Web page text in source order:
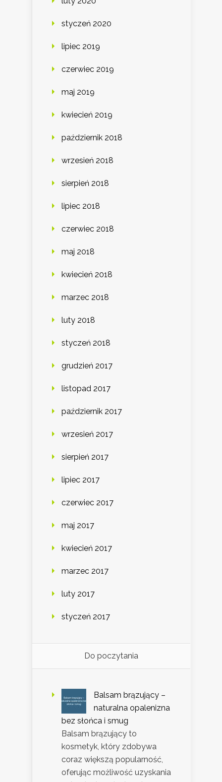
styczeń 2020
lipiec 2019
czerwiec 2019
maj 2019
kwiecień 2019
październik 2018
wrzesień 2018
sierpień 2018
lipiec 2018
czerwiec 2018
maj 2018
kwiecień 2018
marzec 2018
luty 2018
styczeń 2018
grudzień 2017
listopad 2017
październik 2017
wrzesień 2017
sierpień 2017
lipiec 2017
czerwiec 2017
maj 2017
kwiecień 2017
marzec 2017
luty 2017
styczeń 2017
Do poczytania
Balsam brązujący –
naturalna opalenizna
bez słońca i smug
Balsam brązujący to
kosmetyk, który zdobywa
coraz większą popularność,
oferując możliwość uzyskania